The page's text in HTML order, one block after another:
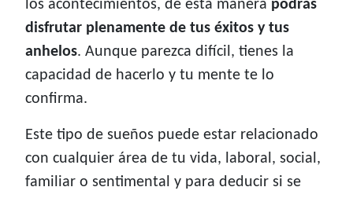
los acontecimientos, de esta manera podrás
disfrutar plenamente de tus éxitos y tus
anhelos. Aunque parezca difícil, tienes la
capacidad de hacerlo y tu mente te lo
confirma.
Este tipo de sueños puede estar relacionado
con cualquier área de tu vida, laboral, social,
familiar o sentimental y para deducir si se